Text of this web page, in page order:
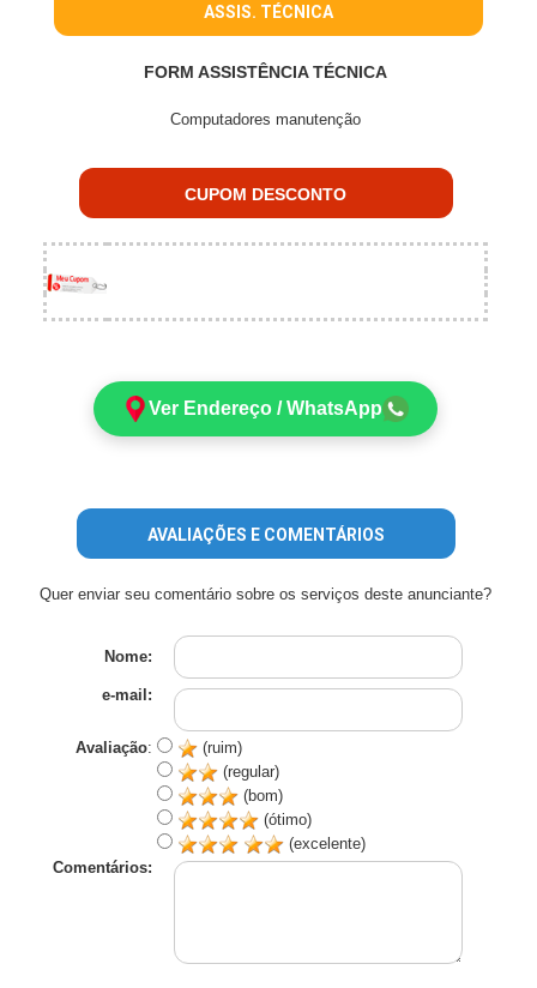
ASSIS. TÉCNICA
FORM ASSISTÊNCIA TÉCNICA
Computadores manutenção
CUPOM DESCONTO
Ver Endereço / WhatsApp
AVALIAÇÕES E COMENTÁRIOS
Quer enviar seu comentário sobre os serviços deste anunciante?
Nome:
e-mail:
Avaliação:
(ruim)
(regular)
(bom)
(ótimo)
(excelente)
Comentários: